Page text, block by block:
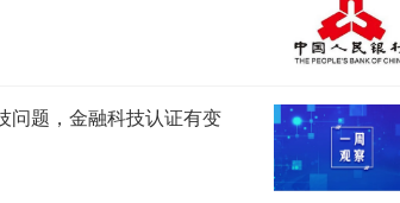
问题，金融科技认证有变